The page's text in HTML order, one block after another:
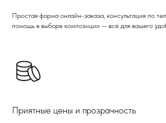
Простая форма онлайн-заказа, консультация по
помощь в выборе композиции — всё для вашего
Приятные цены и прозрачность